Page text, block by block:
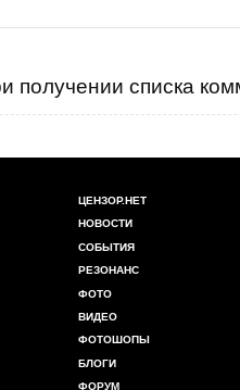
получении списка
ЦЕНЗОР.НЕТ
НОВОСТИ
СОБЫТИЯ
РЕЗОНАНС
ФОТО
ВИДЕО
ФОТОШОПЫ
БЛОГИ
ФОРУМ